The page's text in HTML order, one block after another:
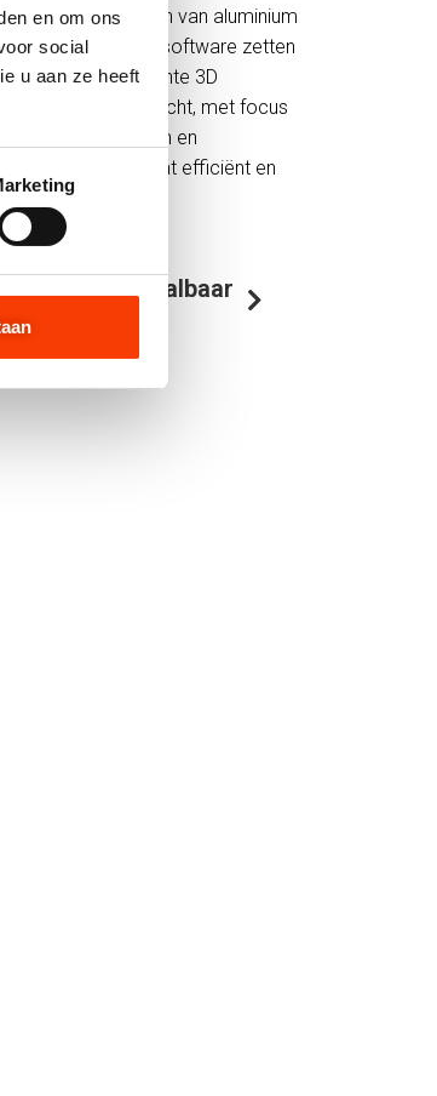
en om ons
social
u aan ze heeft
inhetontwerpenvan aluminium
CAD/ software zetten
productgerichte 3D
oplossingsgericht, metfocus
en
dat efficiënt en
technisch haalbaar
contact op